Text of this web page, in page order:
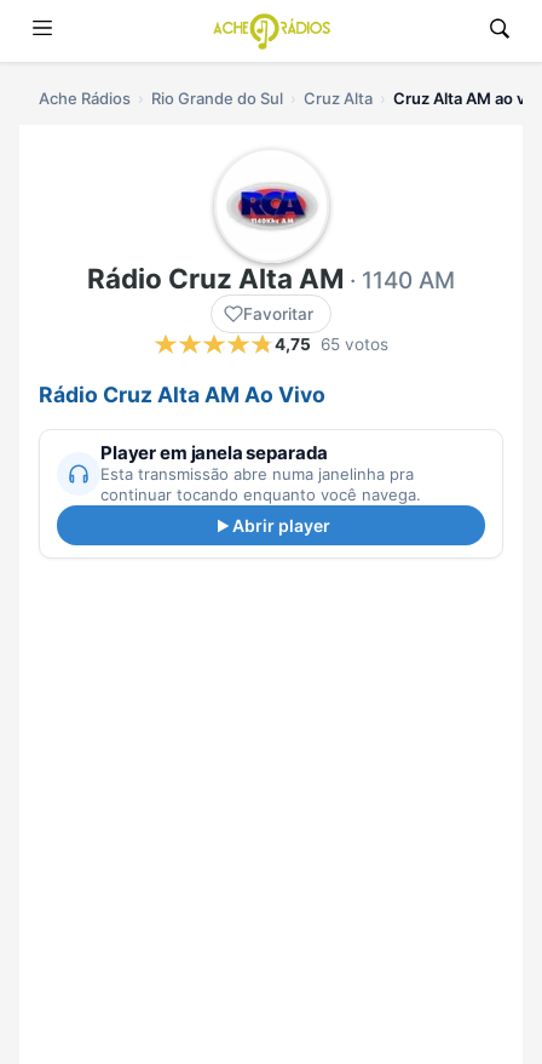
Ache Rádios Rio Grande do Sul Cruz Alta Cruz Alta AM ao
Rádio Cruz Alta AM · 1140 AM
Favoritar
4,75
65 votos
Rádio Cruz Alta AM Ao Vivo
Player em janela separada
Esta transmissão abre numa janelinha pra
continuar tocando enquanto você navega.
Abrir player